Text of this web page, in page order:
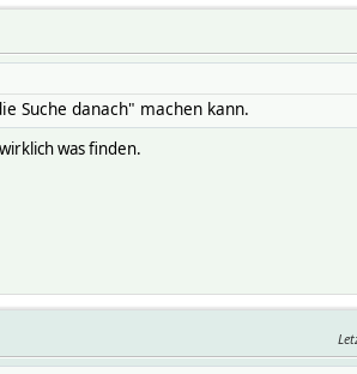
Suche danach" machen kann.
was finden.